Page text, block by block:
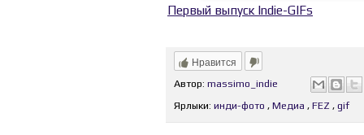
Первый выпуск Indie-GIFs
Нравится
Автор: massimo_indie
Ярлыки: инди-фото , Медиа , FEZ , gif